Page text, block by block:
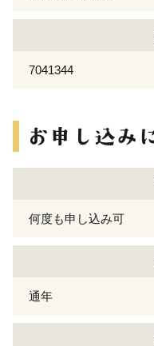
7041344
何度も申し込み可
通年